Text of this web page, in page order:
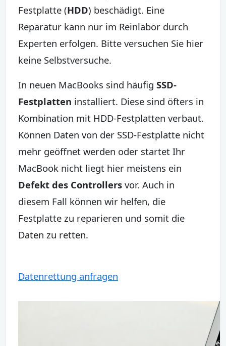
Festplatte (HDD) beschädigt. Eine
Reparatur kann nur im Reinlabor durch
Experten erfolgen. Bitte versuchen Sie hier
keine Selbstversuche.
In neuen MacBooks sind häufig SSD-
Festplatten installiert. Diese sind öfters in
Kombination mit HDD-Festplatten verbaut.
Können Daten von der SSD-Festplatte nicht
mehr geöffnet werden oder startet Ihr
MacBook nicht liegt hier meistens ein
Defekt des Controllers vor. Auch in
diesem Fall können wir helfen, die
Festplatte zu reparieren und somit die
Daten zu retten.
Datenrettung anfragen